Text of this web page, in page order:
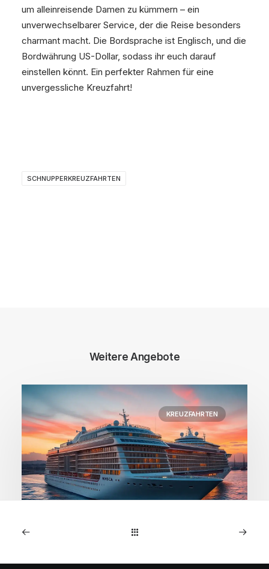
um alleinreisende Damen zu kümmern – ein
unverwechselbarer Service, der die Reise besonders
charmant macht. Die Bordsprache ist Englisch, und die
Bordwährung US-Dollar, sodass ihr euch darauf
einstellen könnt. Ein perfekter Rahmen für eine
unvergessliche Kreuzfahrt!
SCHNUPPERKREUZFAHRTEN
Weitere Angebote
KREUZFAHRTEN
1. Januar 2026